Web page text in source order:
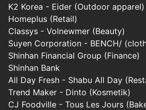
K2 Korea - Eider (Outdoor apparel)
Homeplus (Retail)
Classys - Volnewmer (Beauty)
Suyen Corporation - BENCH/
Shinhan Financial Group (Finance)
Shinhan Bank
All Day Fresh - Shabu All Day
Trend Maker - Dinto (Kosmetik)
CJ Foodville - Tous Les Jours